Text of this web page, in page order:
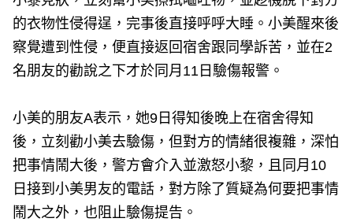
的衣物性侵得逞，完事後直接呼呼大睡。小美醒來後
察覺遭到性侵，便直接返回宿舍跟同學訴苦，並在2
名朋友的勸說之下才於同月11日驗傷報警。
小美的朋友A表示，她9日得知後晚上在宿舍得知
後，立刻勸小美去驗傷，但對方的情緒很複雜，深怕
把事情鬧大後，警方會介入並激怒小黎，且同月10
日接到小美男友的電話，對方除了質疑為何要把事情
鬧大之外，也阻止驗傷提告。